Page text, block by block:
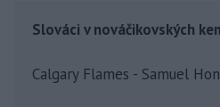
Slováci v nováčikovských
Calgary Flames - Samuel